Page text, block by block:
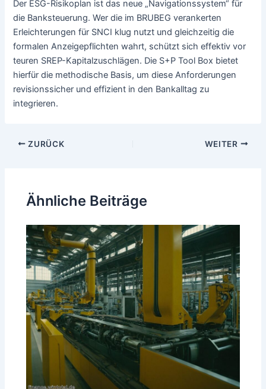
Der ESG-Risikoplan ist das neue „Navigationssystem“ für
die Banksteuerung. Wer die im BRUBEG verankerten
Erleichterungen für SNCI klug nutzt und gleichzeitig die
formalen Anzeigepflichten wahrt, schützt sich effektiv vor
teuren SREP-Kapitalzuschlägen. Die S+P Tool Box bietet
hierfür die methodische Basis, um diese Anforderungen
revisionssicher und effizient in den Bankalltag zu
integrieren.
Beitragsnavigation
ZURÜCK WEITER
Ähnliche Beiträge